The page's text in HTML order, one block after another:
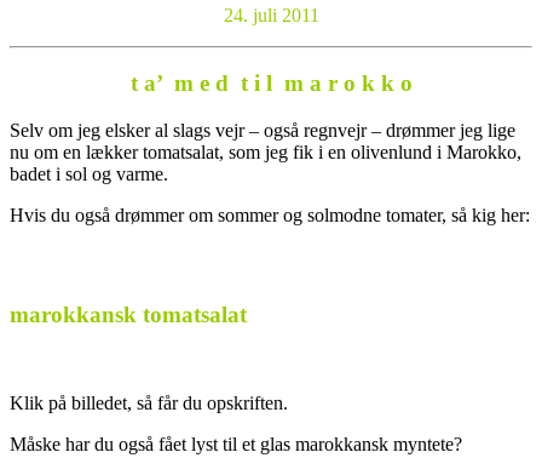
24. juli 2011
t a’ m e d t i l m a r o k k o
Selv om jeg elsker al slags vejr – også regnvejr – drømmer jeg lige
nu om en lækker tomatsalat, som jeg fik i en olivenlund i Marokko,
badet i sol og varme.
Hvis du også drømmer om sommer og solmodne tomater, så kig her:
marokkansk tomatsalat
Klik på billedet, så får du opskriften.
Måske har du også fået lyst til et glas marokkansk myntete?